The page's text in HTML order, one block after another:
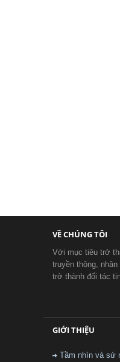
VỀ CHÚNG TÔI
Với mục tiêu trở
truyền thông,
trở thành đối tác
GIỚI THIỆU
Tầm nhìn và sứ